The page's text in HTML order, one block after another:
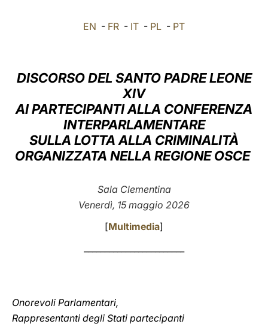
العربيّة
中文
LATINE
EN - FR - IT - PL - PT
DISCORSO DEL SANTO PADRE LEONE
XIV
AI PARTECIPANTI ALLA CONFERENZA
INTERPARLAMENTARE
SULLA LOTTA ALLA CRIMINALITÀ
ORGANIZZATA NELLA REGIONE OSCE
Sala Clementina
Venerdì, 15 maggio 2026
[Multimedia]
Onorevoli Parlamentari,
Rappresentanti degli Stati partecipanti